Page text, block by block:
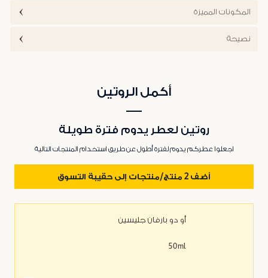
المكونات المميزة
نصيحة
أكمل الروتين
أو دو بارفان جليسين
50ml
روتين لعطر يدوم فترة طويلة
اجعلوا عطركم يدوم لفترة أطول عن طريق استخدام المنتجات التالية
أضف 2 منتج/منتجات إلى حقيبة التسوق